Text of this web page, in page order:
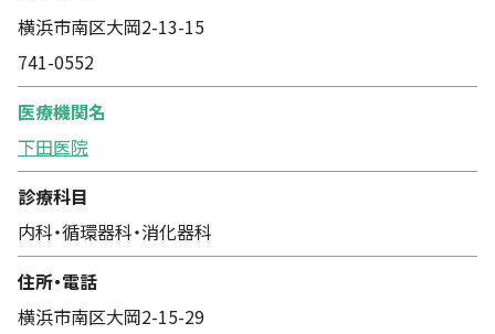
横浜市南区大岡2-13-15
741-0552
医療機関名
下田医院
診療科目
内科・循環器科・消化器科
住所・電話
横浜市南区大岡2-15-29